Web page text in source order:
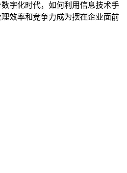
字化时代，如何利用信息技术手
效率和竞争力成为摆在企业面前